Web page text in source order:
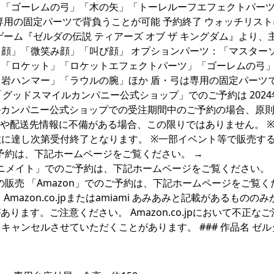
ゴーレムの弓」「木の矢」「トーレルーフエフェクトパー
の固定パーツで背負うことが可能 予約終了 ウォッチリス
ム『ゼルダの伝説 ティアーズ オブ ザ キングダム』より、
」「微笑み顔」「叫び顔」 オプションパーツ：「マスター
ロケット」「ロケットエフェクトパーツ」「ゴーレムの弓
ハンマー」「ラウルの腕」ほか 盾・弓は専用の固定パーツ
ッドスマイルカンパニー公式ショップ」でのご予約は
ンパニー公式ショップでの受注期間中のご予約の場合、原
送先情報に不備がある場合、この限りではありません。
達し次第受付終了となります。 ※一部イベント等で販売す
は、下記ホームページをご覧ください。 →
メイト」でのご予約は、下記ホームページをご覧ください
売 「Amazon」でのご予約は、下記ホームページをご覧く
またはamiami あみあみと記載があるもののみ
ります。ご注意ください。 Amazon.co.jpにおいて不正なご
ャンセルさせていただくことがあります。 ### 作品名 ゼ